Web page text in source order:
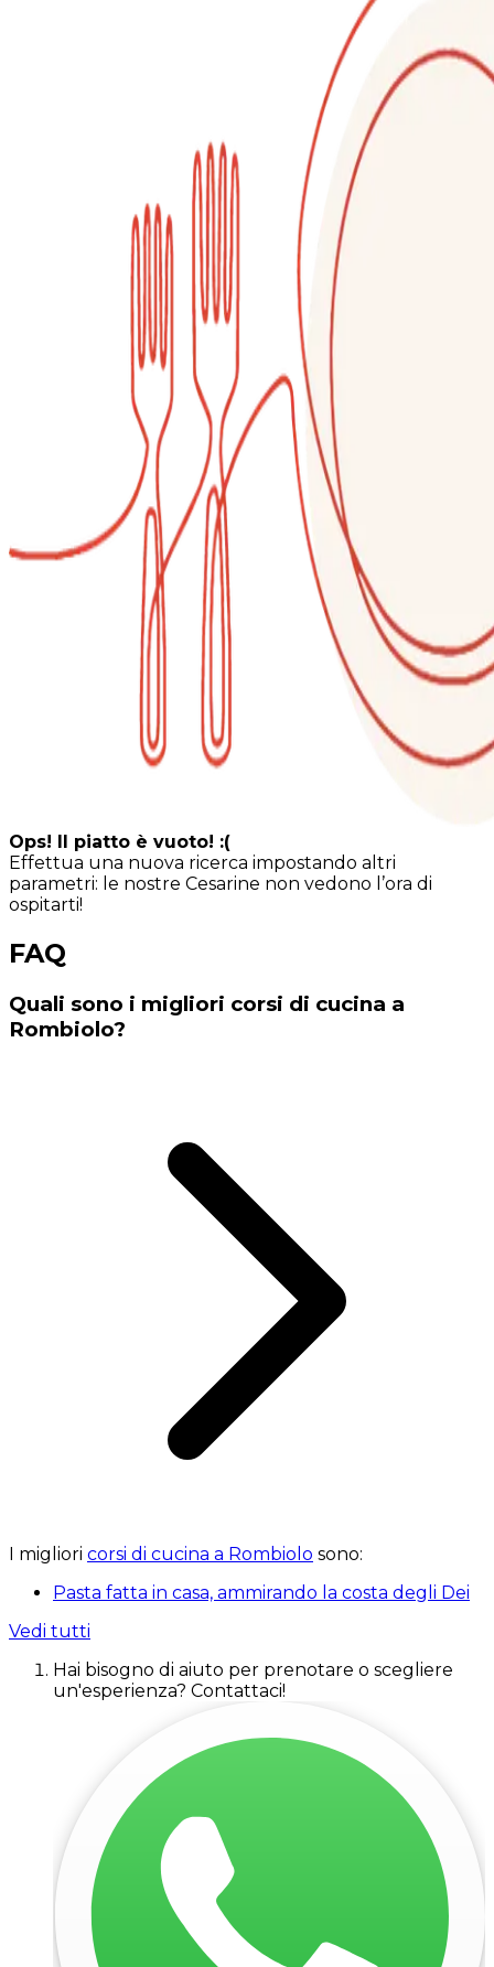
Ops! Il piatto è vuoto! :(
Effettua una nuova ricerca impostando altri
parametri: le nostre Cesarine non vedono l’ora di
ospitarti!
FAQ
Quali sono i migliori corsi di cucina a
Rombiolo?
I migliori corsi di cucina a Rombiolo sono:
Pasta fatta in casa, ammirando la costa degli Dei
Vedi tutti
Hai bisogno di aiuto per prenotare o scegliere
un'esperienza? Contattaci!